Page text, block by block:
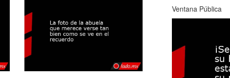
Ventana Pública